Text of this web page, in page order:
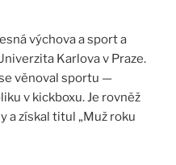
výchova a sport a
Karlova v Praze.
věnoval sportu —
v kickboxu. Je rovněž
a získal titul „Muž roku